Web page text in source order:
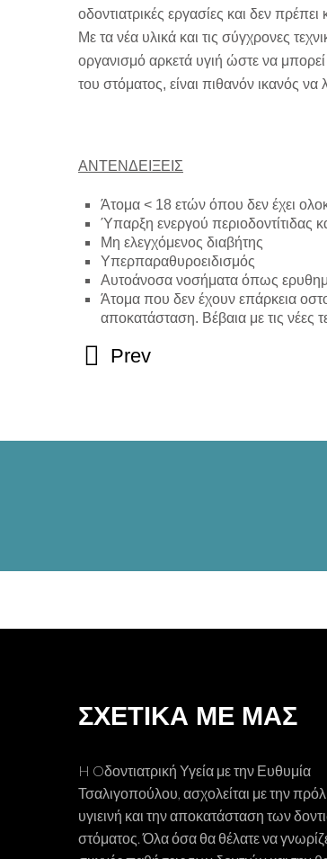
οδοντιατρικές εργασίες και δεν πρέπει
Με τα νέα υλικά και τις σύγχρονες
οργανισμό αρκετά υγιή ώστε να
του στόματος, είναι πιθανόν ικανός να
ΑΝΤΕΝΔΕΙΞΕΙΣ
Άτομα < 18 ετών όπου δεν έχει
Ύπαρξη ενεργού περιοδοντίτιδας
Μη ελεγχόμενος διαβήτης
Υπερπαραθυροειδισμός
Αυτοάνοσα νοσήματα όπως
Άτομα που δεν έχουν επάρκεια
αποκατάσταση. Βέβαια με τις νέες
Prev
ΣΧΕΤΙΚΑ ΜΕ ΜΑΣ
H Oδοντιατρική Υγεία με την Ευθυμία
Τσαλιγοπούλου, ασχολείται με την
υγιεινή και την αποκατάσταση των
στόματος. Όλα όσα θα θέλατε να